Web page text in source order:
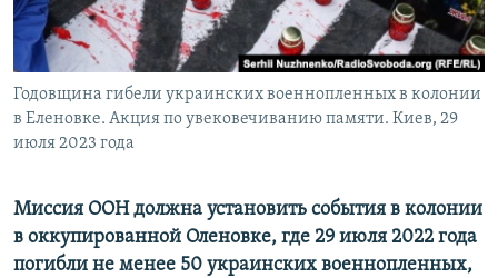
УКРАИНСКАЯ ПРОБЛЕМА КРЫМА
Все сайты RFE/RL
Годовщина гибели украинских военнопленных в колонии
в Еленовке. Акция по увековечиванию памяти. Киев, 29
июля 2023 года
Миссия ООН должна установить события в колонии
в оккупированной Оленовке, где 29 июля 2022 года
погибли не менее 50 украинских военнопленных,